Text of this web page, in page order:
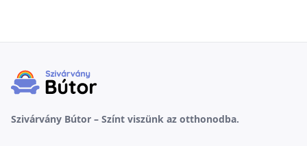
Szivárvány Bútor – Színt viszünk az otthonodba.